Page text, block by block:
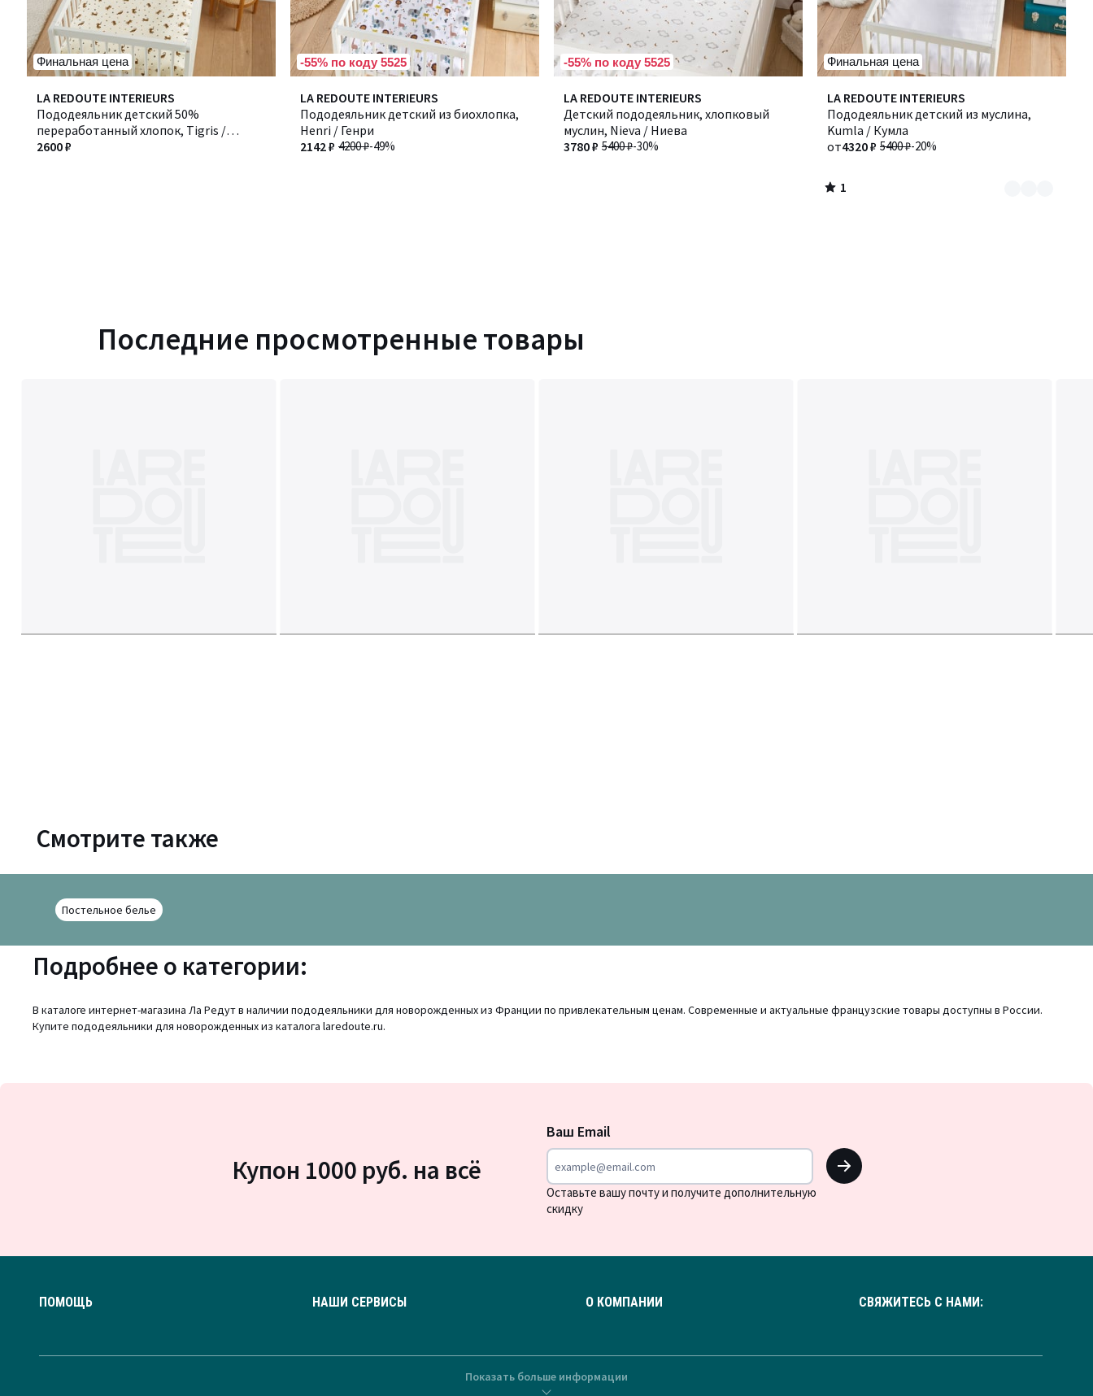
Финальная цена
LA REDOUTE INTERIEURS
Пододеяльник детский 50%
переработанный хлопок, Tigris /
Тигрис
2600 ₽
-55% по коду 5525
LA REDOUTE INTERIEURS
Пододеяльник детский из биохлопка,
Henri / Генри
4200 ₽-49%
2142 ₽
-55% по коду 5525
LA REDOUTE INTERIEURS
Детский пододеяльник, хлопковый
муслин, Nieva / Ниева
5400 ₽-30%
3780 ₽
Финальная цена
LA REDOUTE INTERIEURS
Пододеяльник детский из муслина,
Kumla / Кумла
5400 ₽-20%
от4320 ₽
1
/
5
Количество
цветов:
2
1
/
Последние просмотренные товары
Смотрите также
Постельное белье
Подробнее о категории:
В каталоге интернет-магазина Ла Редут в наличии пододеяльники для новорожденных из Франции по привлекательным ценам. Современные и актуальные французские товары доступны в России.
Купите пододеяльники для новорожденных из каталога laredoute.ru.
новости
Купон 1000 руб. на всё
Ваш Email
OK
Оставьте вашу почту и получите дополнительную
скидку
ПОМОЩЬ НАШИ СЕРВИСЫ О КОМПАНИИ СВЯЖИТЕСЬ С НАМИ:
Показать больше информации